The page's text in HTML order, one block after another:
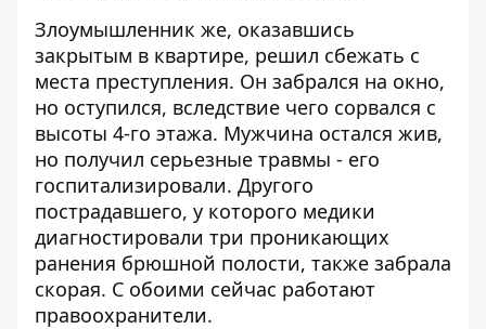
Злоумышленник же, оказавшись
закрытым в квартире, решил сбежать с
места преступления. Он забрался на окно,
но оступился, вследствие чего сорвался с
высоты 4-го этажа. Мужчина остался жив,
но получил серьезные травмы - его
госпитализировали. Другого
пострадавшего, у которого медики
диагностировали три проникающих
ранения брюшной полости, также забрала
скорая. С обоими сейчас работают
правоохранители.